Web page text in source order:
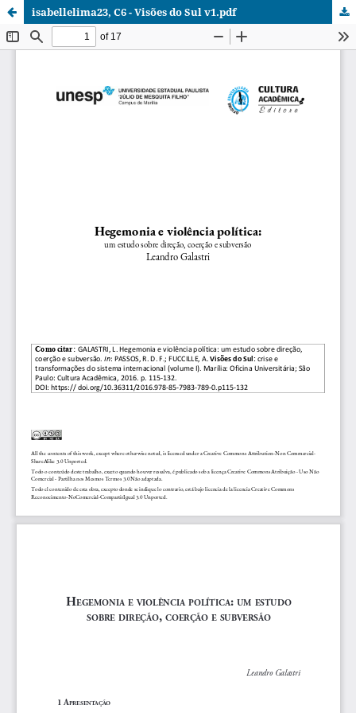
isabellelima23, C6 - Visões do Sul v1.pdf